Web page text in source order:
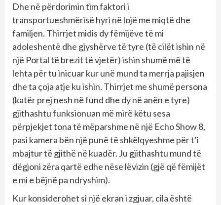
Dhe në përdorimin tim faktori i
transportueshmërisë hyri në lojë me miqtë dhe
familjen. Thirrjet midis dy fëmijëve të mi
adoleshentë dhe gjyshërve të tyre (të cilët ishin në
një Portal të brezit të vjetër) ishin shumë më të
lehta për tu inicuar kur unë mund ta merrja pajisjen
dhe ta çoja atje ku ishin. Thirrjet me shumë persona
(katër prej nesh në fund dhe dy në anën e tyre)
gjithashtu funksionuan më mirë këtu sesa
përpjekjet tona të mëparshme në një Echo Show 8,
pasi kamera bën një punë të shkëlqyeshme për t’i
mbajtur të gjithë në kuadër. Ju gjithashtu mund të
dëgjoni zëra qartë edhe nëse lëvizin (gjë që fëmijët
e mi e bëjnë pa ndryshim).
Kur konsiderohet si një ekran i zgjuar, cila është